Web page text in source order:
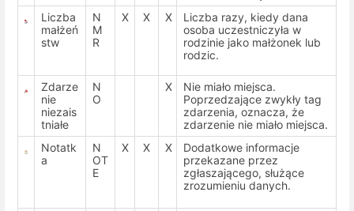
Liczba
małżeń
stw
N
M
R
X X X
Liczba razy, kiedy dana
osoba uczestniczyła w
rodzinie jako małżonek lub
rodzic.
Zdarze
nie
niezais
tniałe
N
O
X
Nie miało miejsca.
Poprzedzające zwykły tag
zdarzenia, oznacza, że
zdarzenie nie miało miejsca.
Notatk
a
N
OT
E
X X X
Dodatkowe informacje
przekazane przez
zgłaszającego, służące
zrozumieniu danych.